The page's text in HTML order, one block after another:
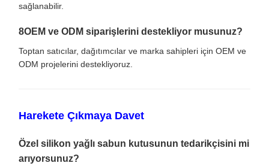
sağlanabilir.
8OEM ve ODM siparişlerini destekliyor musunuz?
Toptan satıcılar, dağıtımcılar ve marka sahipleri için OEM ve
ODM projelerini destekliyoruz.
Harekete Çıkmaya Davet
Özel silikon yağlı sabun kutusunun tedarikçisini mi
arıyorsunuz?